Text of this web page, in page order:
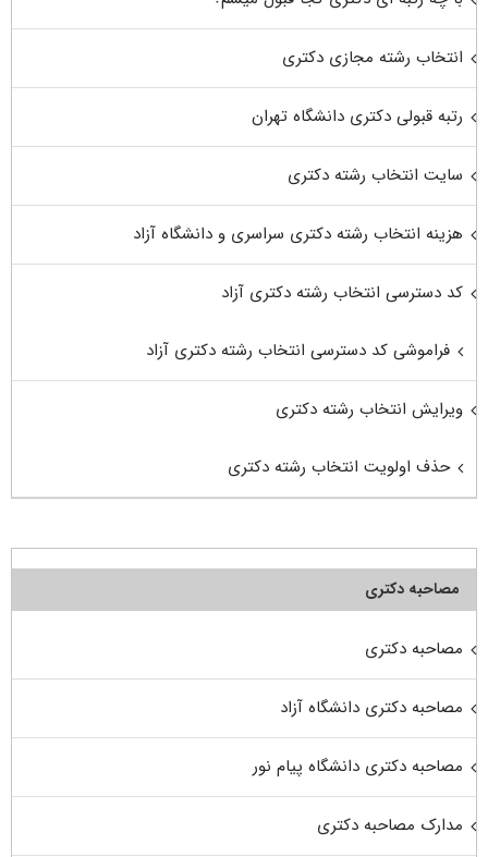
انتخاب رشته مجازی دکتری
رتبه قبولی دکتری دانشگاه تهران
سایت انتخاب رشته دکتری
هزینه انتخاب رشته دکتری سراسری و دانشگاه آزاد
کد دسترسی انتخاب رشته دکتری آزاد
فراموشی کد دسترسی انتخاب رشته دکتری آزاد
ویرایش انتخاب رشته دکتری
حذف اولویت انتخاب رشته دکتری
مصاحبه دکتری
مصاحبه دکتری
مصاحبه دکتری دانشگاه آزاد
مصاحبه دکتری دانشگاه پیام نور
مدارک مصاحبه دکتری